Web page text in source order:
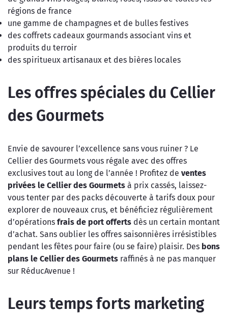
régions de france
une gamme de champagnes et de bulles festives
des coffrets cadeaux gourmands associant vins et
produits du terroir
des spiritueux artisanaux et des bières locales
Les offres spéciales du Cellier
des Gourmets
Envie de savourer l’excellence sans vous ruiner ? Le
Cellier des Gourmets vous régale avec des offres
exclusives tout au long de l’année ! Profitez de ventes
privées le Cellier des Gourmets à prix cassés, laissez-
vous tenter par des packs découverte à tarifs doux pour
explorer de nouveaux crus, et bénéficiez régulièrement
d’opérations frais de port offerts dès un certain montant
d’achat. Sans oublier les offres saisonnières irrésistibles
pendant les fêtes pour faire (ou se faire) plaisir. Des bons
plans le Cellier des Gourmets raffinés à ne pas manquer
sur RéducAvenue !
Leurs temps forts marketing